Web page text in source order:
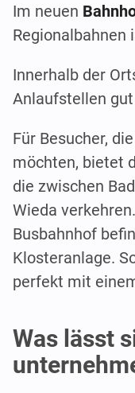
Im neuen
Regionalbahnen
Innerhalb der
Anlaufstellen
Für Besucher,
möchten, bietet
die zwischen
Wieda
Busbahnhof
Klosteranlage.
perfekt mit
Was lässt